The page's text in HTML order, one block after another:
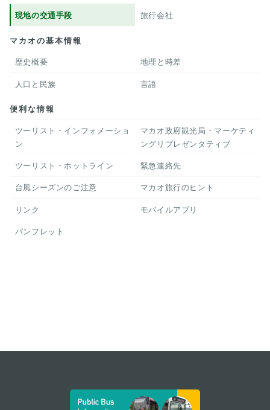
現地の交通手段 旅行会社
マカオの基本情報
歴史概要
地理と時差
人口と民族 言語
便利な情報
ツーリスト・インフォメーショ
ン
マカオ政府観光局・マーケティ
ングリプレゼンタティブ
ツーリスト・ホットライン 緊急連絡先
台風シーズンのご注意 マカオ旅行のヒント
リンク モバイルアプリ
パンフレット
external links